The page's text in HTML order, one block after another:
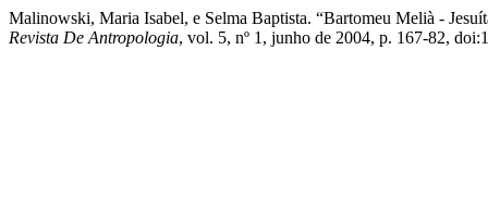
Malinowski, Maria Isabel, e Selma Baptista. “Bartomeu Melià -
Revista De Antropologia, vol. 5, nº 1, junho de 2004, p. 167-82,